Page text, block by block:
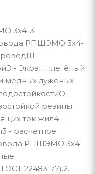
3х4-3
РПШЭМО 3х4-
-
- Экран плетёный
медных луженых
-
резины
ток жил4 -
- расчетное
РПШЭМО 3х4-
22483-77).2.